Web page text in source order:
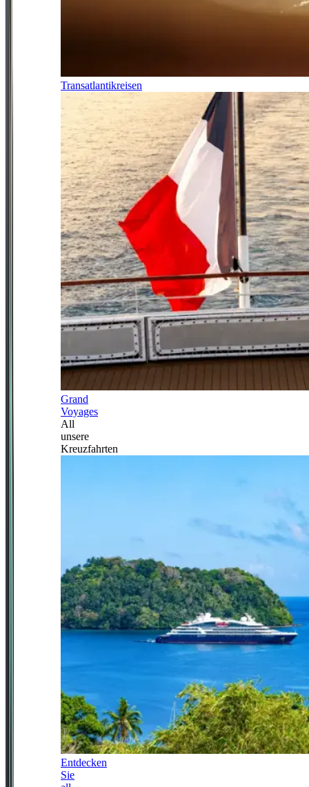
Transatlantikreisen
Grand
Voyages
All
unsere
Kreuzfahrten
Entdecken
Sie